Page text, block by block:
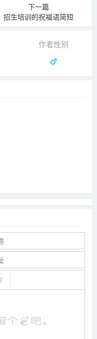
下一篇
招生培训的祝福语简短
作者性别